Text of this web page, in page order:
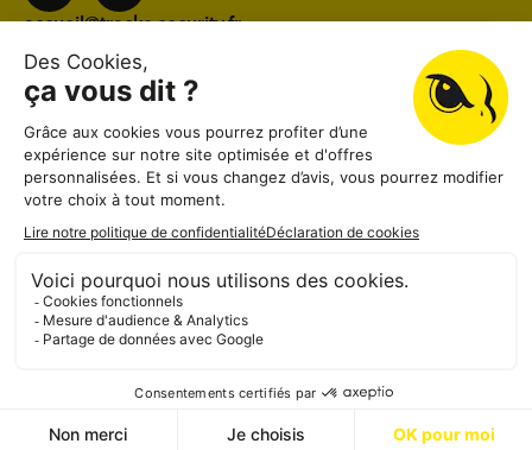
accueil@tracks-security.fr
03 24 59 78 19
41 rue du Château d’Eau 08000 Charleville-
Mézières
Lundi au vendredi
08:30–12:00, 13:30–18:30
Samedi
08:30–12:00
Politique de confidentialité
© 2026 Tracks Security
Réalisé par Graphik Impact